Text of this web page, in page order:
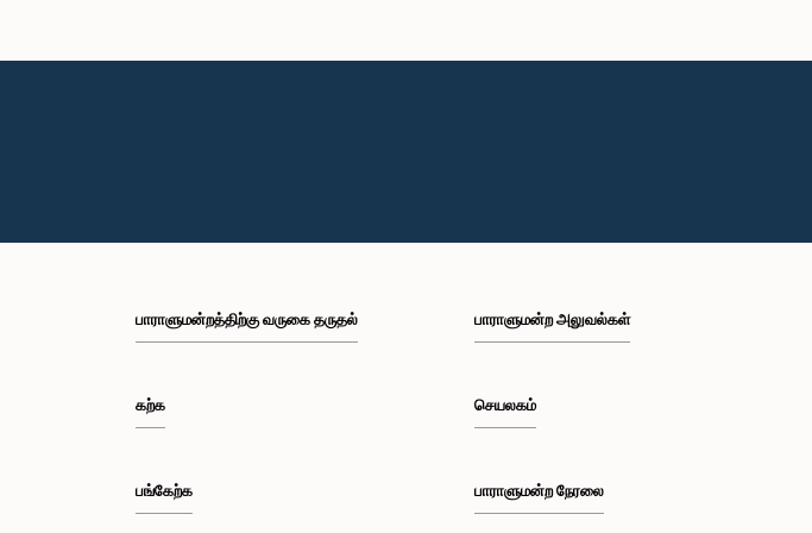
பாராளுமன்றத்திற்கு வருகை தருதல்
கற்க
பங்கேற்க
பாராளுமன்ற அலுவல்கள்
செயலகம்
பாராளுமன்ற நேரலை